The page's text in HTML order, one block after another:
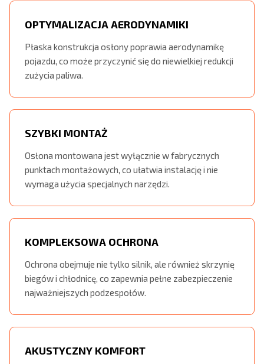
OPTYMALIZACJA AERODYNAMIKI
Płaska konstrukcja osłony poprawia aerodynamikę
pojazdu, co może przyczynić się do niewielkiej redukcji
zużycia paliwa.
SZYBKI MONTAŻ
Osłona montowana jest wyłącznie w fabrycznych
punktach montażowych, co ułatwia instalację i nie
wymaga użycia specjalnych narzędzi.
KOMPLEKSOWA OCHRONA
Ochrona obejmuje nie tylko silnik, ale również skrzynię
biegów i chłodnicę, co zapewnia pełne zabezpieczenie
najważniejszych podzespołów.
AKUSTYCZNY KOMFORT